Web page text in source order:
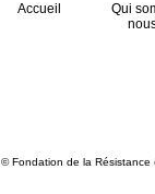
Accueil
Qui
© Fondation de la Résistance